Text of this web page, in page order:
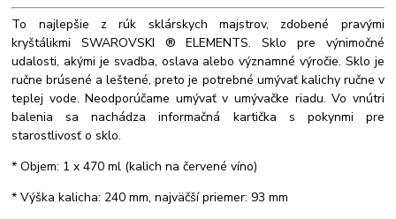
To najlepšie z rúk sklárskych majstrov, zdobené pravými
kryštálikmi SWAROVSKI ® ELEMENTS. Sklo pre výnimočné
udalosti, akými je svadba, oslava alebo významné výročie. Sklo je
ručne brúsené a leštené, preto je potrebné umývať kalichy ručne v
teplej vode. Neodporúčame umývať v umývačke riadu. Vo vnútri
balenia sa nachádza informačná kartička s pokynmi pre
starostlivosť o sklo.
* Objem: 1 x 470 ml (kalich na červené víno)
* Výška kalicha: 240 mm, najväčší priemer: 93 mm